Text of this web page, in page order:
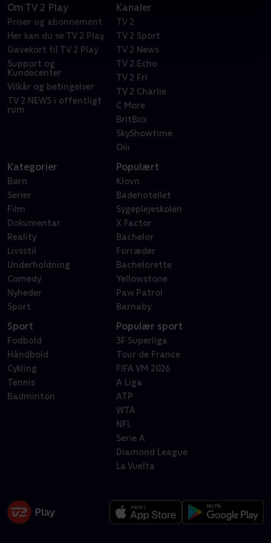
Om TV 2 Play
Priser og abonnement
Her kan du se TV 2 Play
Gavekort til TV 2 Play
Support og
Kundecenter
Vilkår og betingelser
TV 2 NEWS i offentligt
rum
Kanaler
TV 2
TV 2 Sport
TV 2 News
TV 2 Echo
TV 2 Fri
TV 2 Charlie
C More
BritBox
SkyShowtime
Oiii
Kategorier
Børn
Serier
Film
Dokumentar
Reality
Livsstil
Underholdning
Comedy
Nyheder
Sport
Populært
Klovn
Badehotellet
Sygeplejeskolen
X Factor
Bachelor
Forræder
Bachelorette
Yellowstone
Paw Patrol
Barnaby
Sport
Fodbold
Håndbold
Cykling
Tennis
Badminton
Populær sport
3F Superliga
Tour de France
FIFA VM 2026
A Liga
ATP
WTA
NFL
Serie A
Diamond League
La Vuelta